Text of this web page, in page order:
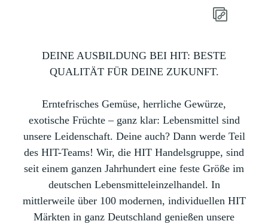
DEINE AUSBILDUNG BEI HIT: BESTE
QUALITÄT FÜR DEINE ZUKUNFT.
Erntefrisches Gemüse, herrliche Gewürze,
exotische Früchte – ganz klar: Lebensmittel sind
unsere Leidenschaft. Deine auch? Dann werde Teil
des HIT-Teams! Wir, die HIT Handelsgruppe, sind
seit einem ganzen Jahrhundert eine feste Größe im
deutschen Lebensmitteleinzelhandel. In
mittlerweile über 100 modernen, individuellen HIT
Märkten in ganz Deutschland genießen unsere